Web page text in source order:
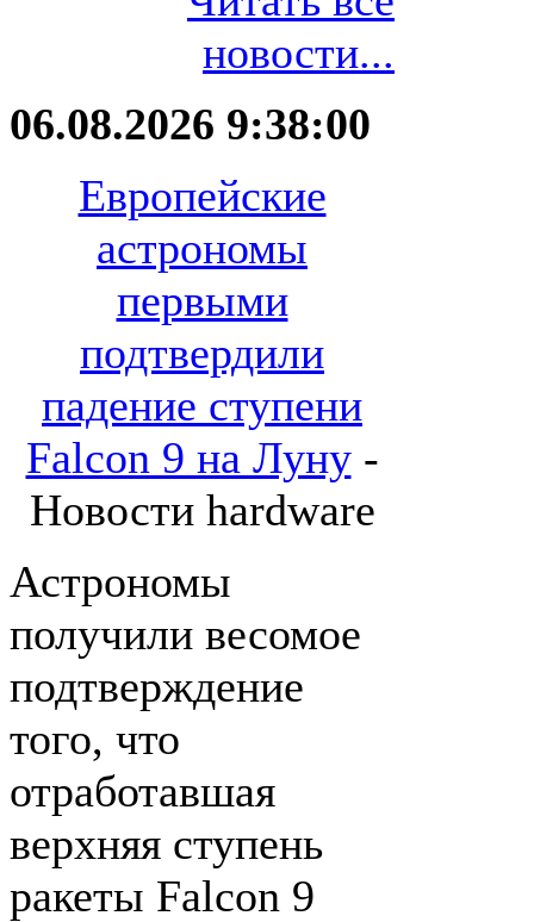
новости...
06.08.2026 9:38:00
Европейские
астрономы
первыми
подтвердили
падение ступени
Falcon 9 на Луну-
Новости hardware
Астрономы
получили весомое
подтверждение
того, что
отработавшая
верхняя ступень
ракеты Falcon 9